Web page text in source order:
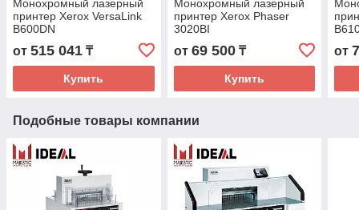
Монохромный лазерный
принтер Xerox VersaLink
B600DN
от 515 041 ₸
Купить
Монохромный лазерный
принтер Xerox Phaser
3020BI
от 69 500₸
Купить
от
Подобные товары компании